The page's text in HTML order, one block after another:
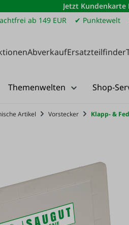
Jetzt
ab 149 EUR
✔ Punktewelt
AbverkaufErsatzteilfinder
Themenwelten Shop-
Artikel Vorstecker Klapp- &